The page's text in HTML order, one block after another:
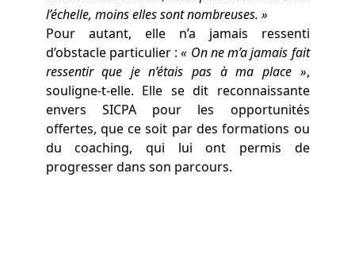
l’échelle, moins elles sont nombreuses. »
Pour autant, elle n’a jamais ressenti
d’obstacle particulier : « On ne m’a jamais fait
ressentir que je n’étais pas à ma place »,
souligne-t-elle. Elle se dit reconnaissante
envers SICPA pour les opportunités
offertes, que ce soit par des formations ou
du coaching, qui lui ont permis de
progresser dans son parcours.